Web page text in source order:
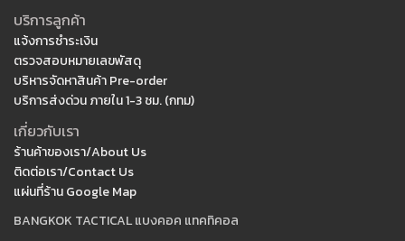
บริการลูกค้า
แจ้งการชำระเงิน
ตรวจสอบหมายเลขพัสดุ
บริหารจัดหาสินค้า Pre-order
บริการส่งด่วน ภายใน 1-3 ชม. (กทม)
เกี่ยวกับเรา
ร้านค้าของเรา/About Us
ติดต่อเรา/Contact Us
แผ่นที่ร้าน Google Map
BANGKOK TACTICAL แบงคอค แทคทิคอล